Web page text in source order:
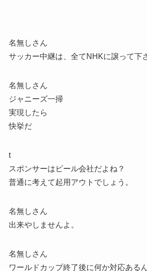
名無しさん
サッカー中継は、全てNHKに譲って下
名無しさん
ジャニーズ一掃
実現したら
快挙だ
t
スポンサーはビール会社だよね？
普通に考えて起用アウトでしょう。
名無しさん
出来やしませんよ。
名無しさん
ワールドカップ終了後に何か対応ある